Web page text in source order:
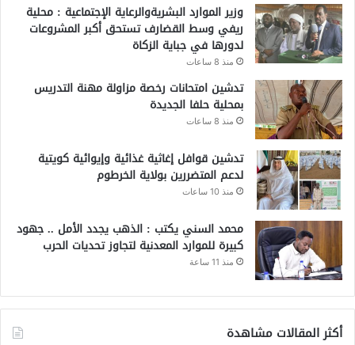
وزير الموارد البشريةوالرعاية الإجتماعية : محلية
ريفي وسط القضارف تستحق أكبر المشروعات
لدورها في جباية الزكاة
منذ 8 ساعات
تدشين امتحانات رخصة مزاولة مهنة التدريس
بمحلية حلفا الجديدة
منذ 8 ساعات
تدشين قوافل إغاثية غذائية وإيوائية كويتية
لدعم المتضررين بولاية الخرطوم
منذ 10 ساعات
محمد السني يكتب : الذهب يجدد الأمل .. جهود
كبيرة للموارد المعدنية لتجاوز تحديات الحرب
منذ 11 ساعة
أكثر المقالات مشاهدة